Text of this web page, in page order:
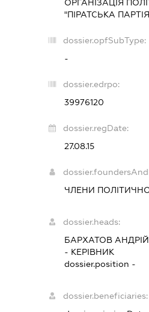
ОРГАНІЗАЦІЯ
"ПІРАТСЬКА
dossier.opfSubType:
-
dossier.edrpo:
39976120
dossier.regDate:
27.08.15
ЧЛЕНИ
dossier.heads:
БАРХАТОВ
- КЕРІВНИК
dossier.position -
dossier.beneficiaries: